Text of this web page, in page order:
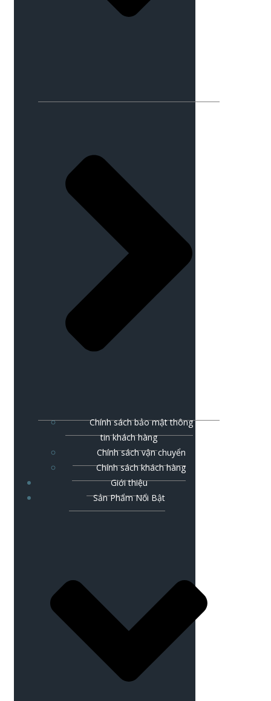
Chính sách bảo mật thông
tin khách hàng
Chính sách vận chuyển
Chính sách khách hàng
Giới thiệu
Sản Phẩm Nổi Bật